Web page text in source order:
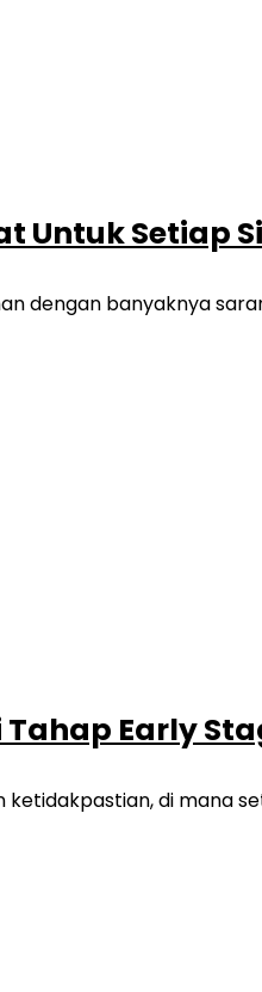
Untuk Setiap
dengan banyaknya
Early
di mana